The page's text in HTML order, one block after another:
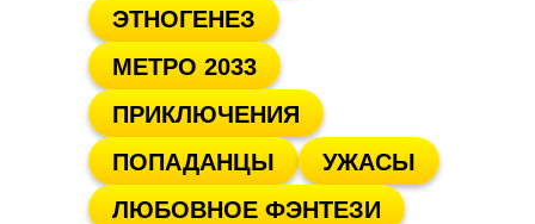
ЭТНОГЕНЕЗ
МЕТРО 2033
ПРИКЛЮЧЕНИЯ
ПОПАДАНЦЫ
УЖАСЫ
ЛЮБОВНОЕ ФЭНТЕЗИ